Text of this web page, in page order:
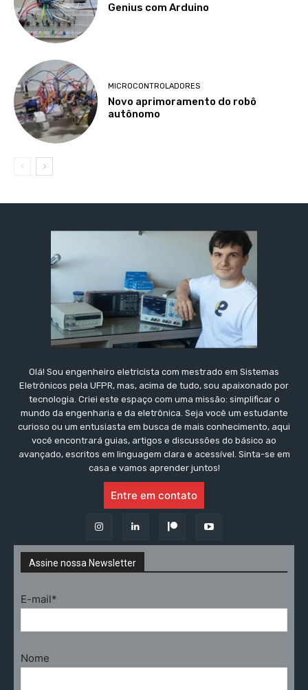
Genius com Arduino
MICROCONTROLADORES
Novo aprimoramento do robô
autônomo
Olá! Sou engenheiro eletricista com mestrado em Sistemas
Eletrônicos pela UFPR, mas, acima de tudo, sou apaixonado por
tecnologia. Criei este espaço com uma missão: simplificar o
mundo da engenharia e da eletrônica. Seja você um estudante
curioso ou um entusiasta em busca de mais conhecimento, aqui
você encontrará guias, artigos e discussões do básico ao
avançado, escritos em linguagem clara e acessível. Sinta-se em
casa e vamos aprender juntos!
Entre em contato
Assine nossa Newsletter
E-mail*
Nome